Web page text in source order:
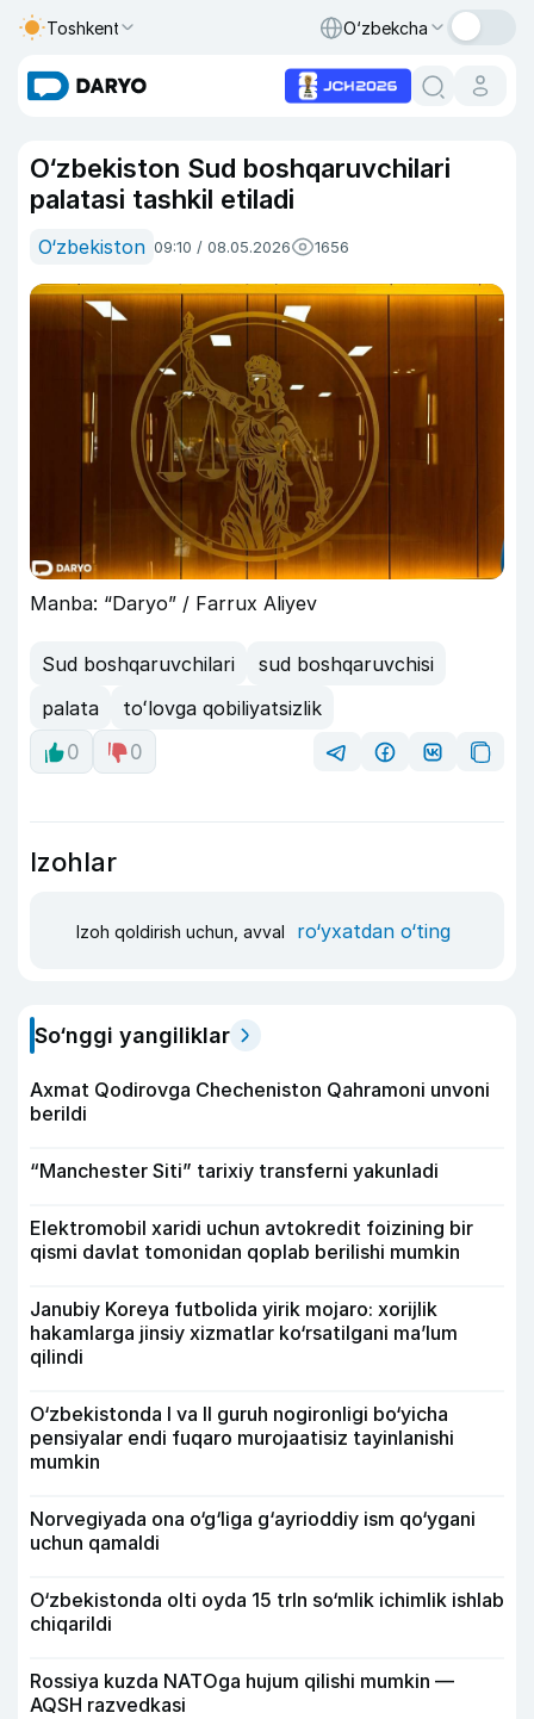
Toshkent O‘zbekcha
O‘zbekiston Sud boshqaruvchilari
palatasi tashkil etiladi
O‘zbekiston 09:10 / 08.05.2026 1656
Manba: “Daryo” / Farrux Aliyev
Sud boshqaruvchilari
sud boshqaruvchisi
palata
toʻlovga qobiliyatsizlik
0
0
Izohlar
Izoh qoldirish uchun, avval ro‘yxatdan o‘ting
So‘nggi yangiliklar
Axmat Qodirovga Checheniston Qahramoni unvoni
berildi
“Manchester Siti” tarixiy transferni yakunladi
Elektromobil xaridi uchun avtokredit foizining bir
qismi davlat tomonidan qoplab berilishi mumkin
Janubiy Koreya futbolida yirik mojaro: xorijlik
hakamlarga jinsiy xizmatlar ko‘rsatilgani ma’lum
qilindi
O‘zbekistonda I va II guruh nogironligi bo‘yicha
pensiyalar endi fuqaro murojaatisiz tayinlanishi
mumkin
Norvegiyada ona o‘g‘liga g‘ayrioddiy ism qo‘ygani
uchun qamaldi
O‘zbekistonda olti oyda 15 trln so‘mlik ichimlik ishlab
chiqarildi
Rossiya kuzda NATOga hujum qilishi mumkin —
AQSH razvedkasi